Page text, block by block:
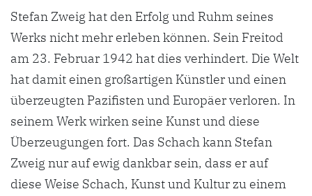
Stefan Zweig hat den Erfolg und Ruhm seines
Werks nicht mehr erleben können. Sein Freitod
am 23. Februar 1942 hat dies verhindert. Die Welt
hat damit einen großartigen Künstler und einen
überzeugten Pazifisten und Europäer verloren. In
seinem Werk wirken seine Kunst und diese
Überzeugungen fort. Das Schach kann Stefan
Zweig nur auf ewig dankbar sein, dass er auf
diese Weise Schach, Kunst und Kultur zu einem